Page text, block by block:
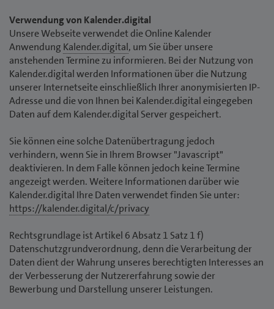
Verwendung von Kalender.digital
Unsere Webseite verwendet die Online Kalender
Anwendung Kalender.digital, um Sie über unsere
anstehenden Termine zu informieren. Bei der Nutzung von
Kalender.digital werden Informationen über die Nutzung
unserer Internetseite einschließlich Ihrer anonymisierten IP-
Adresse und die von Ihnen bei Kalender.digital eingegeben
Daten auf dem Kalender.digital Server gespeichert.
Sie können eine solche Datenübertragung jedoch
verhindern, wenn Sie in Ihrem Browser "Javascript"
deaktivieren. In dem Falle können jedoch keine Termine
angezeigt werden. Weitere Informationen darüber wie
Kalender.digital Ihre Daten verwendet finden Sie unter:
https://kalender.digital/c/privacy
Rechtsgrundlage ist Artikel 6 Absatz 1 Satz 1 f)
Datenschutzgrundverordnung, denn die Verarbeitung der
Daten dient der Wahrung unseres berechtigten Interesses an
der Verbesserung der Nutzererfahrung sowie der
Bewerbung und Darstellung unserer Leistungen.